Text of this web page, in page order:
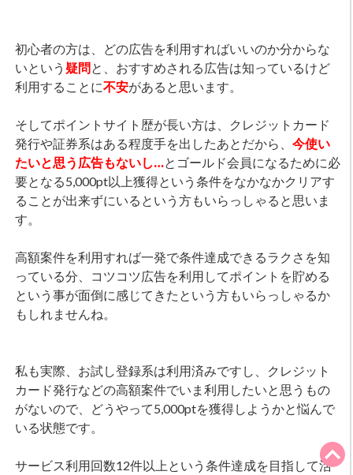
初心者の方は、どの広告を利用すればいいのか分からな
いという 疑問と、おすすめされる広告は知っているけど
利用することに不安があると思います。
そしてポイントサイト歴が長い方は、クレジットカード
発行や証券系はある程度手を出したあとだから、 今使い
たいと思う広告もないし…とゴールド会員になるために必
要となる5,000pt以上獲得という条件をなかなかクリアす
ることが出来ずにいるという方もいらっしゃると思いま
す。
高額案件を利用すれば一発で条件達成できるラクさを知
っている分、コツコツ広告を利用してポイントを貯める
という事が面倒に感じてきたという方もいらっしゃるか
もしれませんね。
私も実際、お試し登録系は利用済みですし、クレジット
カード発行などの高額案件でいま利用したいと思うもの
がないので、どうやって5,000ptを獲得しようかと悩んで
いる状態です。
サービス利用回数12件以上という条件達成を目指して活